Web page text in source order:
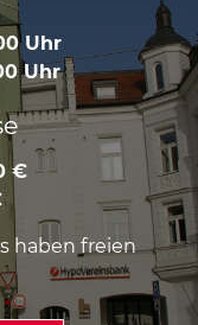
Uhr
Uhr
€
haben freien